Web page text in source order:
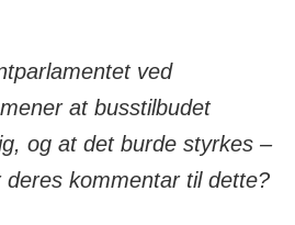
ved
at busstilbudet
og at det burde styrkes –
kommentar til dette?